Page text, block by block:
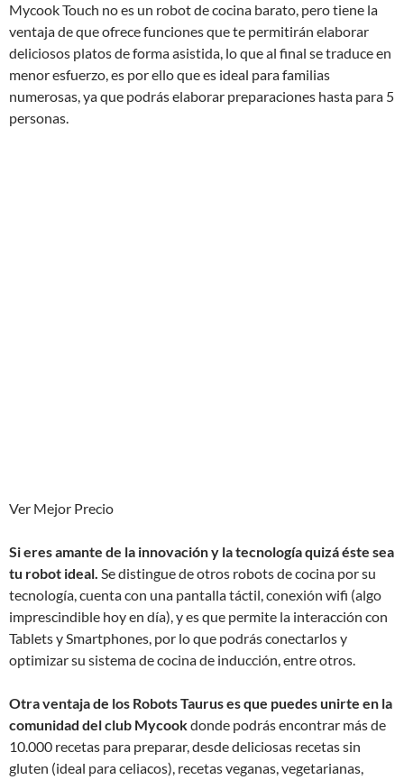
Mycook Touch no es un robot de cocina barato, pero tiene la
ventaja de que ofrece funciones que te permitirán elaborar
deliciosos platos de forma asistida, lo que al final se traduce en
menor esfuerzo, es por ello que es ideal para familias
numerosas, ya que podrás elaborar preparaciones hasta para 5
personas.
Ver Mejor Precio
Si eres amante de la innovación y la tecnología quizá éste sea
tu robot ideal. Se distingue de otros robots de cocina por su
tecnología, cuenta con una pantalla táctil, conexión wifi (algo
imprescindible hoy en día), y es que permite la interacción con
Tablets y Smartphones, por lo que podrás conectarlos y
optimizar su sistema de cocina de inducción, entre otros.
Otra ventaja de los Robots Taurus es que puedes unirte en la
comunidad del club Mycookdonde podrás encontrar más de
10.000 recetas para preparar, desde deliciosas recetas sin
gluten (ideal para celiacos), recetas veganas, vegetarianas,